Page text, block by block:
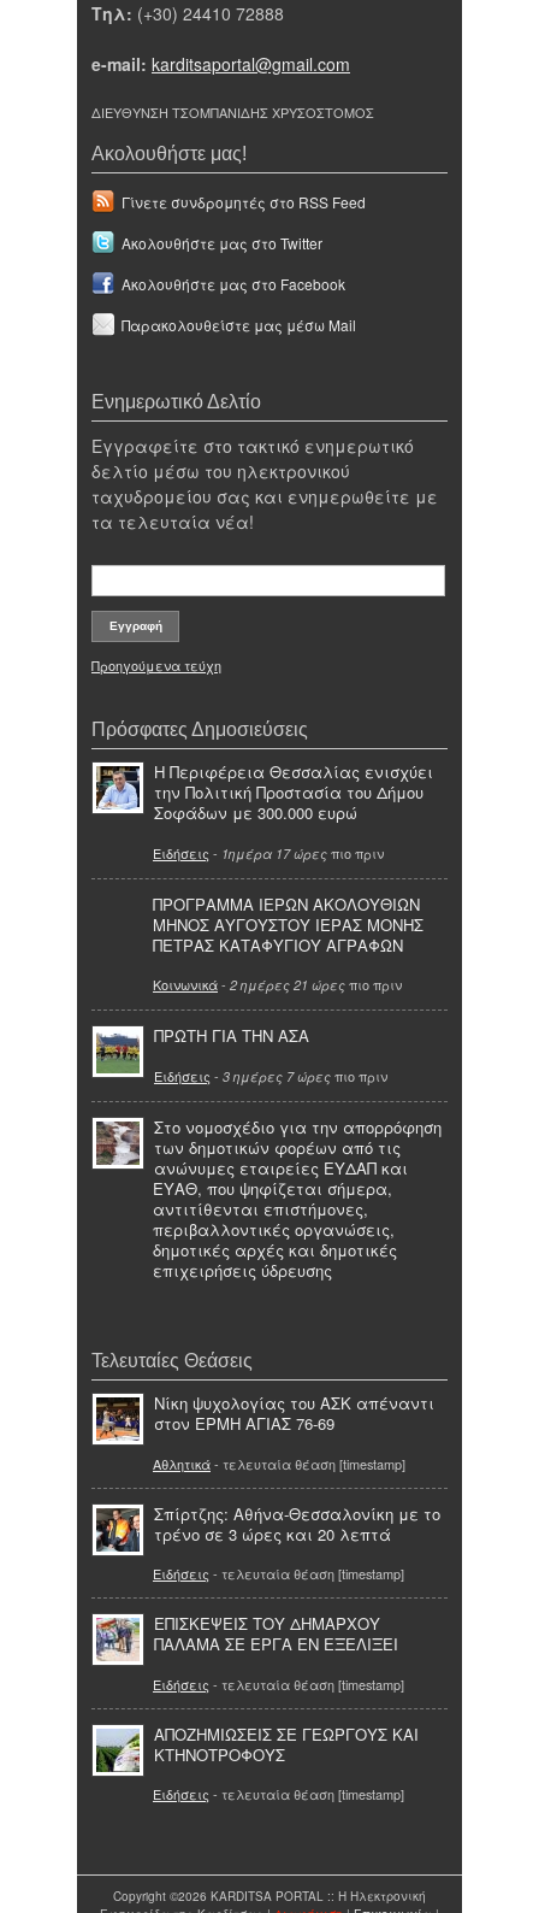
Τηλ: (+30) 24410 72888
e-mail: karditsaportal@gmail.com
ΔΙΕΥΘΥΝΣΗ ΤΣΟΜΠΑΝΙΔΗΣ ΧΡΥΣΟΣΤΟΜΟΣ
Ακολουθήστε μας!
Γίνετε συνδρομητές στο RSS Feed
Ακολουθήστε μας στο Twitter
Ακολουθήστε μας στο Facebook
Παρακολουθείστε μας μέσω Mail
Ενημερωτικό Δελτίο
Εγγραφείτε στο τακτικό ενημερωτικό
δελτίο μέσω του ηλεκτρονικού
ταχυδρομείου σας και ενημερωθείτε με
τα τελευταία νέα!
Προηγούμενα τεύχη
Πρόσφατες Δημοσιεύσεις
Η Περιφέρεια Θεσσαλίας ενισχύει
την Πολιτική Προστασία του Δήμου
Σοφάδων με 300.000 ευρώ
Ειδήσεις - 1ημέρα 17 ώρες πιο πριν
ΠΡΟΓΡΑΜΜΑ ΙΕΡΩΝ ΑΚΟΛΟΥΘΙΩΝ
ΜΗΝΟΣ ΑΥΓΟΥΣΤΟΥ ΙΕΡΑΣ ΜΟΝΗΣ
ΠΕΤΡΑΣ ΚΑΤΑΦΥΓΙΟΥ ΑΓΡΑΦΩΝ
Κοινωνικά- 2 ημέρες 21 ώρες πιο πριν
ΠΡΩΤΗ ΓΙΑ ΤΗΝ ΑΣΑ
Ειδήσεις - 3 ημέρες 7 ώρες πιο πριν
Στο νομοσχέδιο για την απορρόφηση
των δημοτικών φορέων από τις
ανώνυμες εταιρείες ΕΥΔΑΠ και
ΕΥΑΘ, που ψηφίζεται σήμερα,
αντιτίθενται επιστήμονες,
περιβαλλοντικές οργανώσεις,
δημοτικές αρχές και δημοτικές
επιχειρήσεις ύδρευσης
Τελευταίες Θεάσεις
Nίκη ψυχολογίας του ΑΣΚ απέναντι
στον ΕΡΜΗ ΑΓΙΑΣ 76-69
Αθλητικά- τελευταία θέαση [timestamp]
Σπίρτζης: Αθήνα-Θεσσαλονίκη με το
τρένο σε 3 ώρες και 20 λεπτά
Ειδήσεις - τελευταία θέαση [timestamp]
ΕΠΙΣΚΕΨΕΙΣ ΤΟΥ ΔΗΜΑΡΧΟΥ
ΠΑΛΑΜΑ ΣΕ ΕΡΓΑ ΕΝ ΕΞΕΛΙΞΕΙ
Ειδήσεις - τελευταία θέαση [timestamp]
ΑΠΟΖΗΜΙΩΣΕΙΣ ΣΕ ΓΕΩΡΓΟΥΣ ΚΑΙ
ΚΤΗΝΟΤΡΟΦΟΥΣ
Ειδήσεις - τελευταία θέαση [timestamp]
Copyright ©2026 KARDITSA PORTAL :: Η Ηλεκτρονική